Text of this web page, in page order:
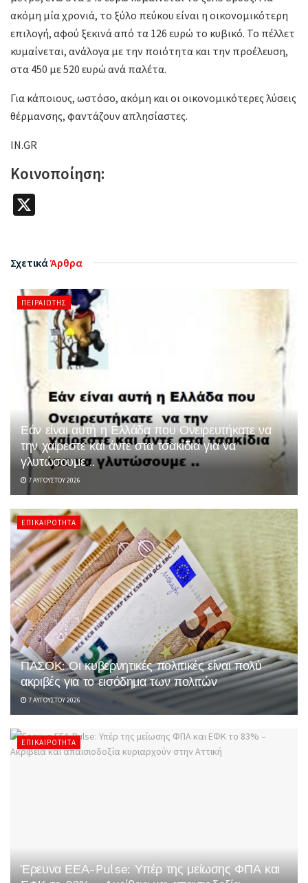
ακόμη μία χρονιά, το ξύλο πεύκου είναι η οικονομικότερη
επιλογή, αφού ξεκινά από τα 126 ευρώ το κυβικό. Το πέλλετ
κυμαίνεται, ανάλογα με την ποιότητα και την προέλευση,
στα 450 με 520 ευρώ ανά παλέτα.
Για κάποιους, ωστόσο, ακόμη και οι οικονομικότερες λύσεις
θέρμανσης, φαντάζουν απλησίαστες.
IN.GR
Κοινοποίηση:
ΣχετικάΆρθρα
ΠΕΙΡΑΙΏΤΗΣ
Εάν είναι αυτή η Ελλάδα που Ονειρευτήκατε να
την χαίρεστε και άντε στα τσακίδια για να
γλυτώσουμε ..
7 ΑΥΓΟΎΣΤΟΥ 2026
ΕΠΙΚΑΙΡΌΤΗΤΑ
ΠΑΣΟΚ: Οι κυβερνητικές πολιτικές είναι πολύ
ακριβές για το εισόδημα των πολιτών
7 ΑΥΓΟΎΣΤΟΥ 2026
ΕΠΙΚΑΙΡΌΤΗΤΑ
Έρευνα ΕΕΑ-Pulse: Υπέρ της μείωσης ΦΠΑ και